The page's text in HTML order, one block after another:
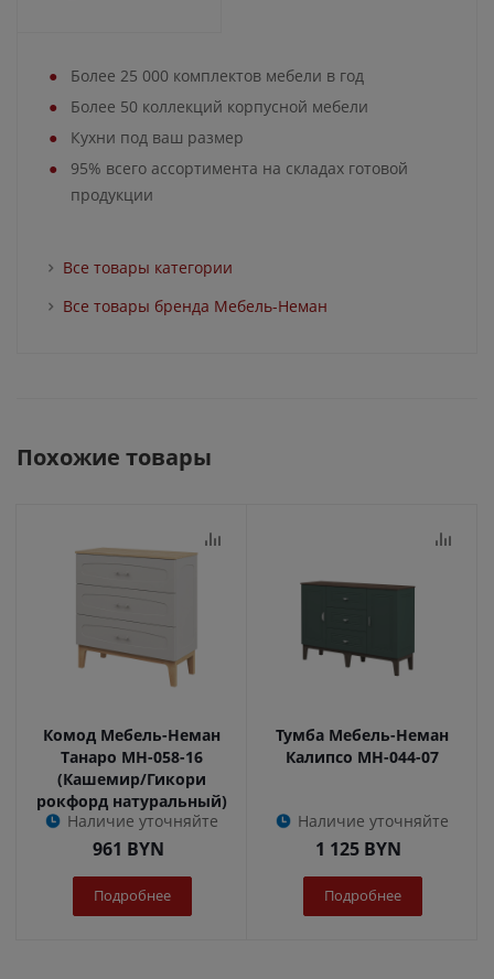
Более 25 000 комплектов мебели в год
Более 50 коллекций корпусной мебели
Кухни под ваш размер
95% всего ассортимента на складах готовой
продукции
Все товары категории
Все товары бренда Мебель-Неман
Похожие товары
Комод Мебель-Неман
Танаро МН-058-16
(Кашемир/Гикори
рокфорд натуральный)
Наличие уточняйте
961 BYN
Подробнее
Тумба Мебель-Неман
Калипсо МН-044-07
Наличие уточняйте
1 125 BYN
Подробнее